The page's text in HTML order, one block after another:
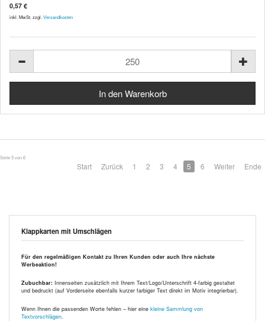
0,57 €
inkl. MwSt. zzgl. Versandkosten
Seite 5 von 6
Start Zurück 1 2 3 4 5 6 Weiter Ende
Klappkarten mit Umschlägen
Für den regelmäßigen Kontakt zu Ihren Kunden oder auch Ihre nächste
Werbeaktion!
Zubuchbar: Innenseiten zusätzlich mit Ihrem Text/Logo/Unterschrift 4-farbig gestaltet
und bedruckt (auf Vorderseite ebenfalls kurzer farbiger Text direkt im Motiv integrierbar).
Wenn Ihnen die passenden Worte fehlen – hier eine kleine Sammlung von
Textvorschlägen